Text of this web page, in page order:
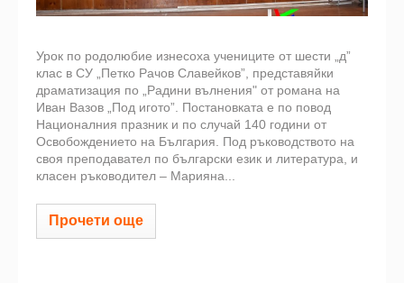
Урок по родолюбие изнесоха учениците от шести „д”
клас в СУ „Петко Рачов Славейков”, представяйки
драматизация по „Радини вълнения" от романа на
Иван Вазов „Под игото”. Постановката е по повод
Националния празник и по случай 140 години от
Освобождението на България. Под ръководството на
своя преподавател по български език и литература, и
класен ръководител – Марияна...
Прочети още